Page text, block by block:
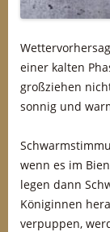
einer kalten
großziehen
sonnig und
wenn es im
legen dann
Königinnen
verpuppen,